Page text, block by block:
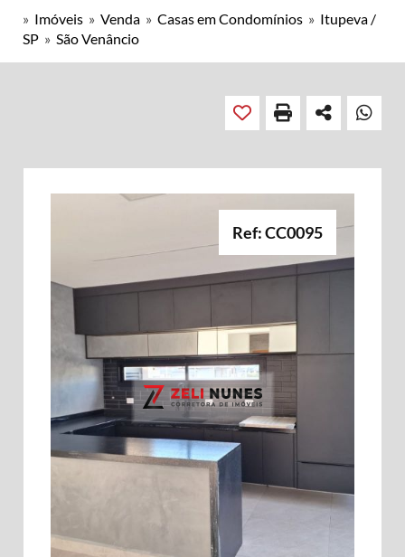
» Imóveis » Venda » Casas em Condomínios » Itupeva /
SP » São Venâncio
Ref: CC0095